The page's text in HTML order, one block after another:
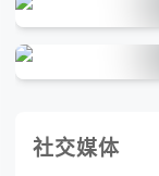
社交媒体